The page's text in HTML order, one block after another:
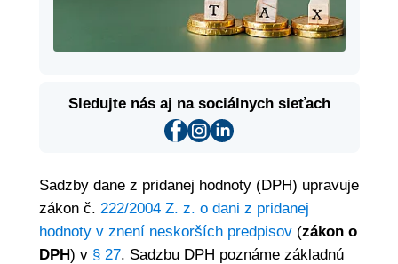
Sledujte nás aj na sociálnych sieťach
Sadzby dane z pridanej hodnoty (DPH) upravuje
zákon č. 222/2004 Z. z. o dani z pridanej
hodnoty v znení neskorších predpisov(zákon o
DPH) v § 27. Sadzbu DPH poznáme základnú